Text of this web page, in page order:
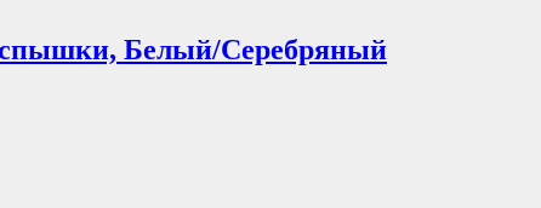
Белый/Серебряный